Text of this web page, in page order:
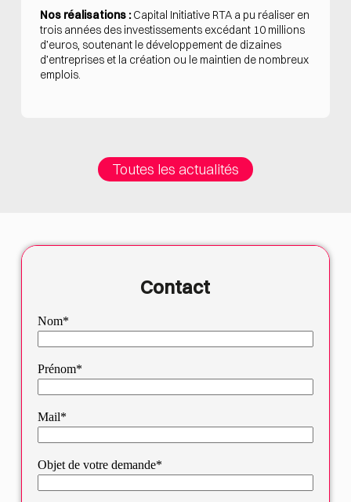
Nos réalisations:Capital Initiative RTA a pu réaliser en
trois années des investissements excédant 10 millions
d’euros, soutenant le développement de dizaines
d’entreprises et la création ou le maintien de nombreux
emplois.
Toutes les actualités
Contact
Nom*
Prénom*
Mail*
Objet de votre demande*